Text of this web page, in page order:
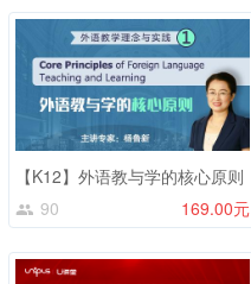
【K12】外语教与学的核心原则
90
169.00元